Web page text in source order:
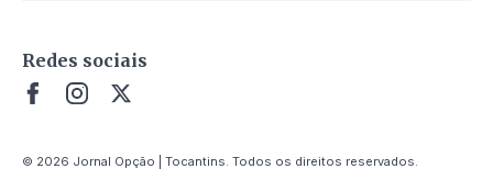
Redes sociais
© 2026 Jornal Opção | Tocantins. Todos os direitos reservados.